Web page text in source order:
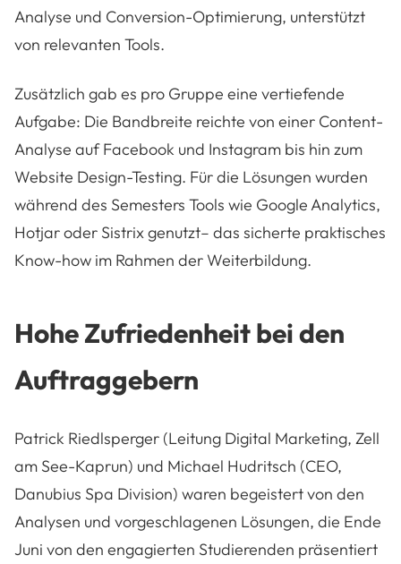
Analyse und Conversion-Optimierung, unterstützt
von relevanten Tools.
Zusätzlich gab es pro Gruppe eine vertiefende
Aufgabe: Die Bandbreite reichte von einer Content-
Analyse auf Facebook und Instagram bis hin zum
Website Design-Testing. Für die Lösungen wurden
während des Semesters Tools wie Google Analytics,
Hotjar oder Sistrix genutzt– das sicherte praktisches
Know-how im Rahmen der Weiterbildung.
Hohe Zufriedenheit bei den
Auftraggebern
Patrick Riedlsperger (Leitung Digital Marketing, Zell
am See-Kaprun) und Michael Hudritsch (CEO,
Danubius Spa Division) waren begeistert von den
Analysen und vorgeschlagenen Lösungen, die Ende
Juni von den engagierten Studierenden präsentiert